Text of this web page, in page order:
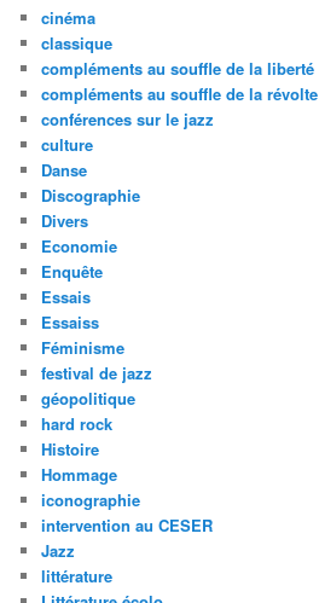
cinéma
classique
compléments au souffle de la liberté
compléments au souffle de la révolte
conférences sur le jazz
culture
Danse
Discographie
Divers
Economie
Enquête
Essais
Essaiss
Féminisme
festival de jazz
géopolitique
hard rock
Histoire
Hommage
iconographie
intervention au CESER
Jazz
littérature